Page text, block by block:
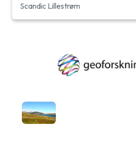
Scandic Lillestrøm